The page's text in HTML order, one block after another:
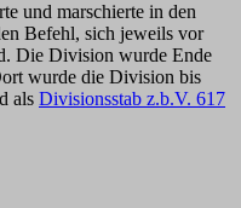
und marschierte in den
Befehl, sich jeweils vor
Die Division wurde Ende
wurde die Division bis
als Divisionsstab z.b.V. 617